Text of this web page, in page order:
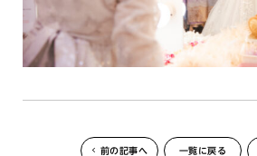
前の記事へ 一覧に戻る